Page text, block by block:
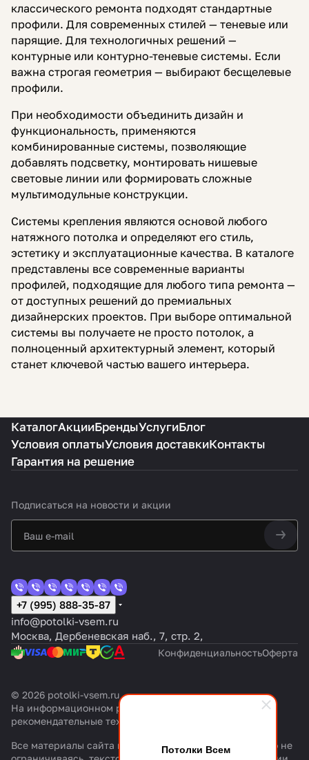
Потолки Всем
классического ремонта подходят стандартные
профили. Для современных стилей — теневые или
парящие. Для технологичных решений —
контурные или контурно-теневые системы. Если
важна строгая геометрия — выбирают бесщелевые
профили.
При необходимости объединить дизайн и
функциональность, применяются
комбинированные системы, позволяющие
добавлять подсветку, монтировать нишевые
световые линии или формировать сложные
мультимодульные конструкции.
Системы крепления являются основой любого
натяжного потолка и определяют его стиль,
эстетику и эксплуатационные качества. В каталоге
представлены все современные варианты
профилей, подходящие для любого типа ремонта —
от доступных решений до премиальных
дизайнерских проектов. При выборе оптимальной
системы вы получаете не просто потолок, а
полноценный архитектурный элемент, который
станет ключевой частью вашего интерьера.
КаталогАкцииБрендыУслугиБлог
Условия оплатыУсловия доставкиКонтакты
Гарантия на решение
Подписаться на новости и акции
+7 (995) 888-35-87
info@potolki-vsem.ru
Москва, Дербеневская наб., 7, стр. 2,
КонфиденциальностьОферта
© 2026 potolki-vsem.ru
На информационном ресурсе применяются
рекомендательные технологии
Все материалы сайта msk.potolki-vsem.ru— включая, но не